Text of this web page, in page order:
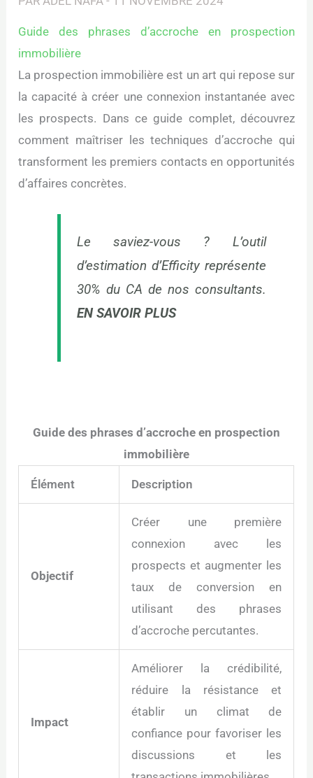
Guide des phrases d’accroche en prospection
immobilière
La prospection immobilière est un art qui repose sur
la capacité à créer une connexion instantanée avec
les prospects. Dans ce guide complet, découvrez
comment maîtriser les techniques d’accroche qui
transforment les premiers contacts en opportunités
d’affaires concrètes.
Le saviez-vous ? L’outil
d’estimation d’Efficity représente
30% du CA de nos consultants.
EN SAVOIR PLUS
Guide des phrases d’accroche en prospection
immobilière
Élément Description
Objectif
Créer une première
connexion avec les
prospects et augmenter les
taux de conversion en
utilisant des phrases
d’accroche percutantes.
Impact
Améliorer la crédibilité,
réduire la résistance et
établir un climat de
confiance pour favoriser les
discussions et les